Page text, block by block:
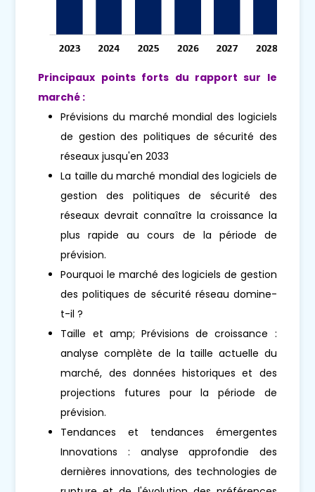
Principaux points forts du rapport sur le
marché :
Prévisions du marché mondial des logiciels
de gestion des politiques de sécurité des
réseaux jusqu'en 2033
La taille du marché mondial des logiciels de
gestion des politiques de sécurité des
réseaux devrait connaître la croissance la
plus rapide au cours de la période de
prévision.
Pourquoi le marché des logiciels de gestion
des politiques de sécurité réseau domine-
t-il ?
Taille et amp; Prévisions de croissance :
analyse complète de la taille actuelle du
marché, des données historiques et des
projections futures pour la période de
prévision.
Tendances et tendances émergentes
Innovations : analyse approfondie des
dernières innovations, des technologies de